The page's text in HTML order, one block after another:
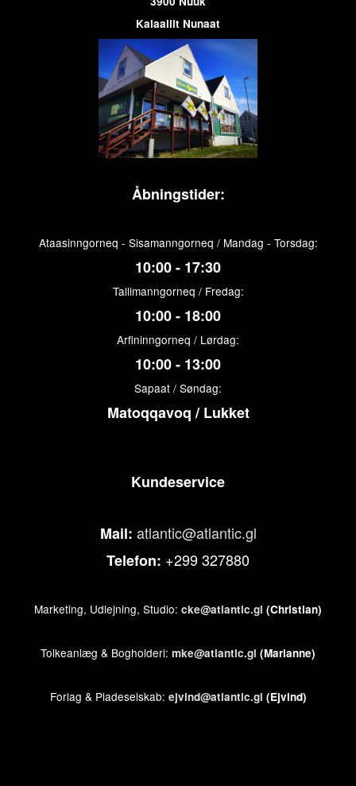
Kalaallit Nunaat
Åbningstider:
Ataasinngorneq - Sisamanngorneq / Mandag - Torsdag:
10:00 - 17:30
Tallimanngorneq / Fredag:
10:00 - 18:00
Arfininngorneq / Lørdag:
10:00 - 13:00
Sapaat / Søndag:
Matoqqavoq / Lukket
Kundeservice
Mail: atlantic@atlantic.gl
Telefon: +299 327880
Marketing, Udlejning, Studio: cke@atlantic.gl (Christian)
Tolkeanlæg & Bogholderi: mke@atlantic.gl (Marianne)
Forlag & Pladeselskab: ejvind@atlantic.gl (Ejvind)